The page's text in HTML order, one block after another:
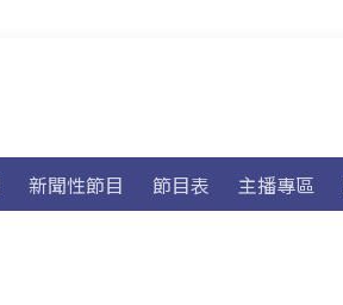
新聞性節目 節目表 主播專區